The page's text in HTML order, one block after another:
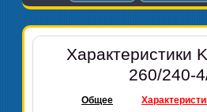
Характеристики
260/240-
Общее